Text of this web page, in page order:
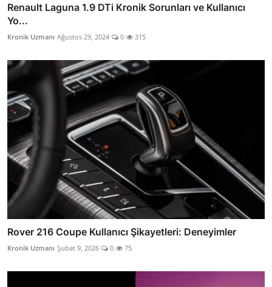
Renault Laguna 1.9 DTi Kronik Sorunları ve Kullanıcı
Yo...
Kronik Uzmanı Ağustos 29, 2024 0 315
Rover 216 Coupe Kullanıcı Şikayetleri: Deneyimler
Kronik Uzmanı Şubat 9, 2026 0 75